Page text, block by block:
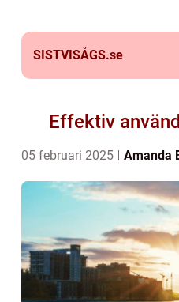
SISTVISÅGS.se
Effektiv
05 februari 2025 Amanda